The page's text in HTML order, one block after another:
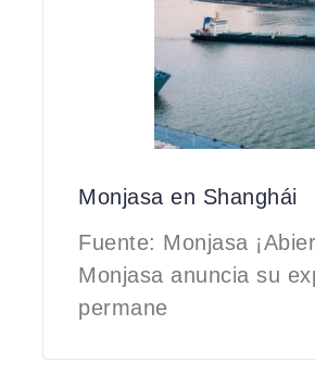
Monjasa en Shanghái
Fuente: Monjasa
Monjasa anuncia su
permane